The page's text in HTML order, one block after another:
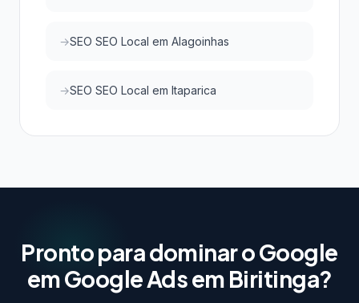
SEO SEO Local em Alagoinhas
SEO SEO Local em Itaparica
Pronto para dominar o Google
em Google Ads em Biritinga?